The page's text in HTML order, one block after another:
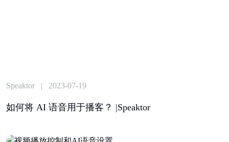
Speaktor | 2023-07-19
如何将 AI 语音用于播客？ |Speaktor